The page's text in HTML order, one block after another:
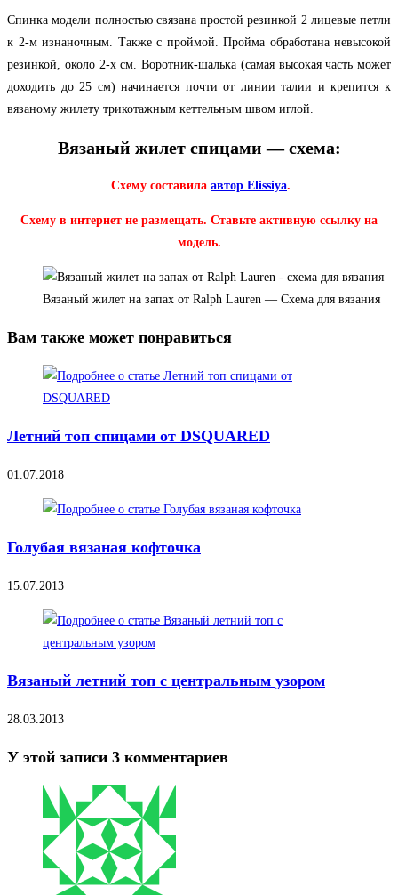
Спинка модели полностью связана простой резинкой 2 лицевые петли
к 2-м изнаночным. Также с проймой. Пройма обработана невысокой
резинкой, около 2-х см. Воротник-шалька (самая высокая часть может
доходить до 25 см) начинается почти от линии талии и крепится к
вязаному жилету трикотажным кеттельным швом иглой.
Вязаный жилет спицами — схема:
Схему составила автор Elissiya.
Схему в интернет не размещать. Ставьте активную ссылку на
модель.
Вязаный жилет на запах от Ralph Lauren — Схема для вязания
Вам также может понравиться
Летний топ спицами от DSQUARED
01.07.2018
Голубая вязаная кофточка
15.07.2013
Вязаный летний топ с центральным узором
28.03.2013
У этой записи 3 комментариев